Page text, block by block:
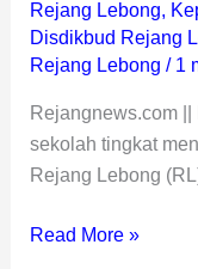
Rejang Lebong,
Disdikbud Rejang
Rejang Lebong / 1
Rejangnews.com
sekolah tingkat
Rejang Lebong
Read More »